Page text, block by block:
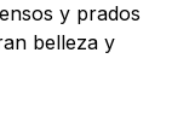
y prados
belleza y